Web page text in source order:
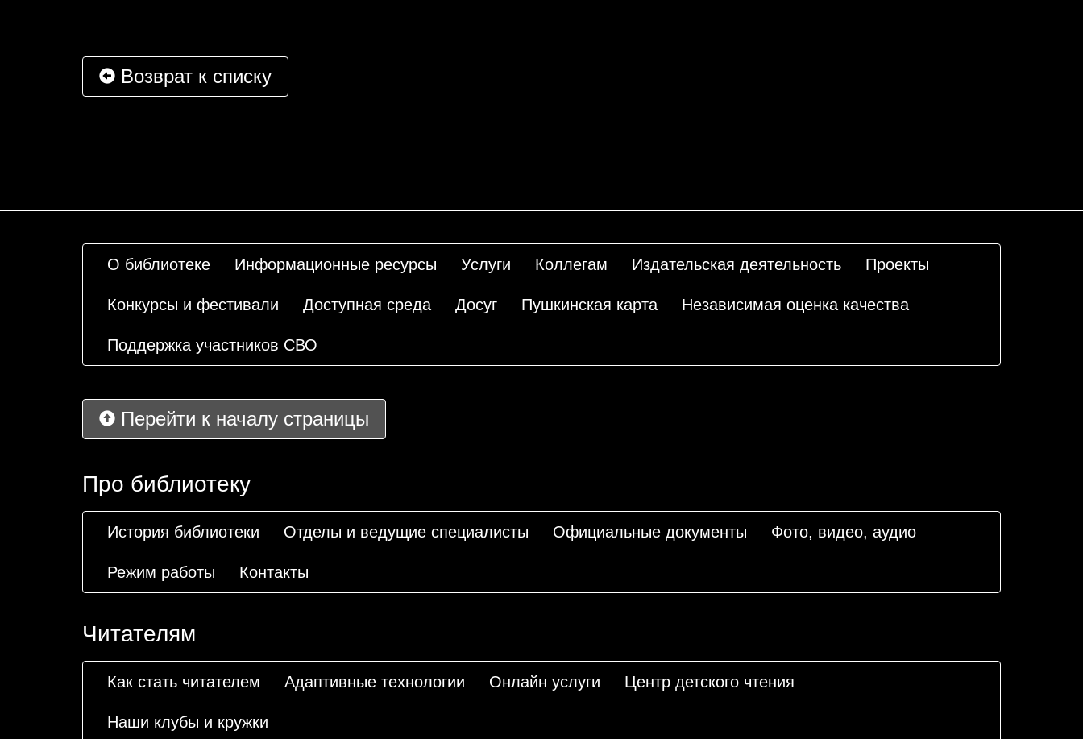
Возврат к списку
О библиотеке Информационные ресурсы Услуги Коллегам Издательская деятельность Проекты
Конкурсы и фестивали Доступная среда Досуг Пушкинская карта Независимая оценка качества
Поддержка участников СВО
Перейти к началу страницы
Про библиотеку
История библиотеки Отделы и ведущие специалисты Официальные документы Фото, видео, аудио
Режим работы Контакты
Читателям
Как стать читателем Адаптивные технологии Онлайн услуги Центр детского чтения
Наши клубы и кружки